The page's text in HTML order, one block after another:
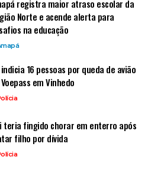
registra maior atraso escolar da
Norte e acende alerta para
na educação
indicia 16 pessoas por queda de avião
em Vinhedo
teria fingido chorar em enterro após
filho por dívida